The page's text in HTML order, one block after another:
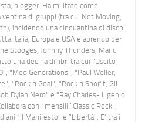
blogger. Ha militato come
di gruppi (tra cui Not Moving,
incidendo una cinquantina di dischi
Italia, Europa e USA e aprendo per
Stooges, Johnny Thunders, Manu
una decina di libri tra cui "Uscito
"Mod Generations", "Paul Weller,
"Rock n Goal", "Rock n Spor"t, Gil
Dylan Nero" e "Ray Charles- Il genio
con i mensili “Classic Rock”,
“Il Manifesto” e “Libertà”. E' tra i